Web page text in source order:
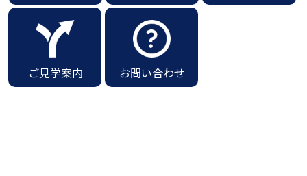
ご見学案内 お問い合わせ